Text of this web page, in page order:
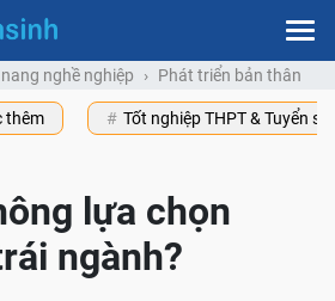
nghề nghiệp Phát triển bản thân
thêm Tốt nghiệp THPT & Tuyển
lựa chọn
ngành?